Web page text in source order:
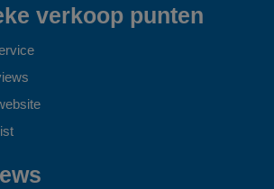
verkoop punten